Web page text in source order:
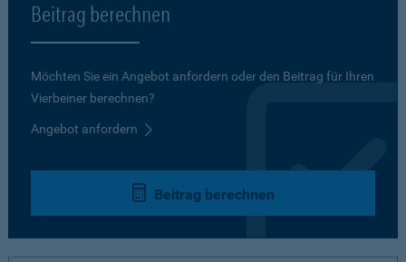
Beitrag berechnen
Möchten Sie ein Angebot anfordern oder den Beitrag für Ihren
Vierbeiner berechnen?
Angebot anfordern
Beitrag berechnen